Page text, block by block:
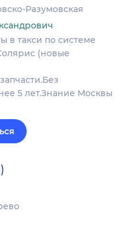
Разумовская
в такси по системе
(новые
5 лет.Знание Москвы